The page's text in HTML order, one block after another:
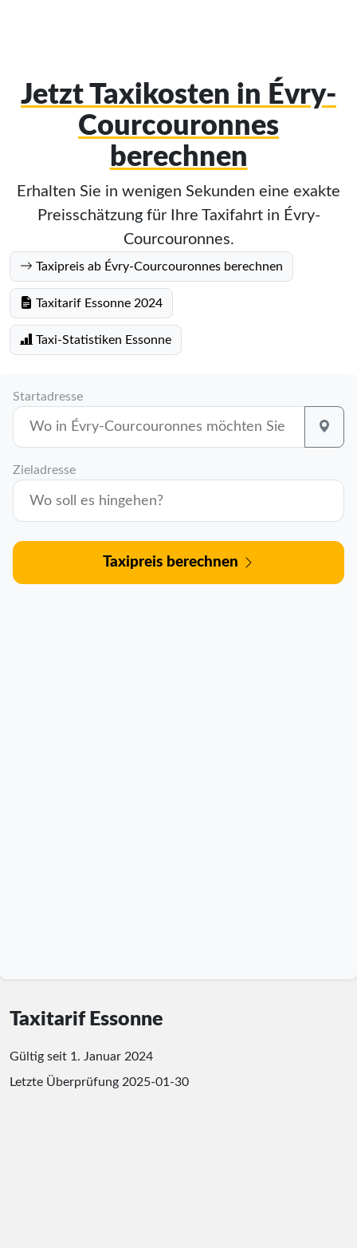
Jetzt Taxikosten in Évry-
Courcouronnes
berechnen
Erhalten Sie in wenigen Sekunden eine exakte
Preisschätzung für Ihre Taxifahrt in Évry-
Courcouronnes.
Taxipreis ab Évry-Courcouronnes berechnen
Taxitarif Essonne 2024
Taxi-Statistiken Essonne
Startadresse
Zieladresse
Taxipreis berechnen
Taxitarif Essonne
Gültig seit 1. Januar 2024
Letzte Überprüfung 2025-01-30